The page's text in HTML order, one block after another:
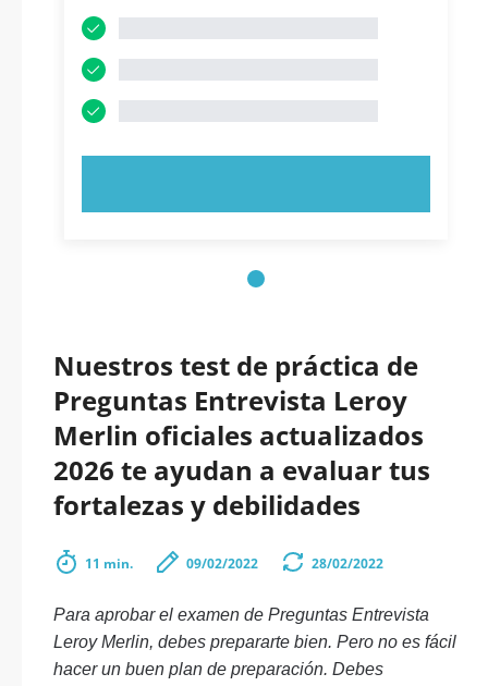
Nuestros test de práctica de
Preguntas Entrevista Leroy
Merlin oficiales actualizados
2026 te ayudan a evaluar tus
fortalezas y debilidades
11 min. 09/02/2022 28/02/2022
Para aprobar el examen de Preguntas Entrevista
Leroy Merlin, debes prepararte bien. Pero no es fácil
hacer un buen plan de preparación. Debes